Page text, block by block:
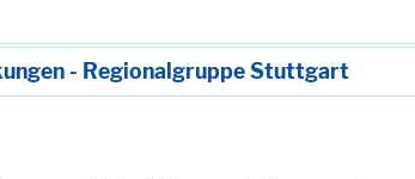
- Regionalgruppe Stuttgart